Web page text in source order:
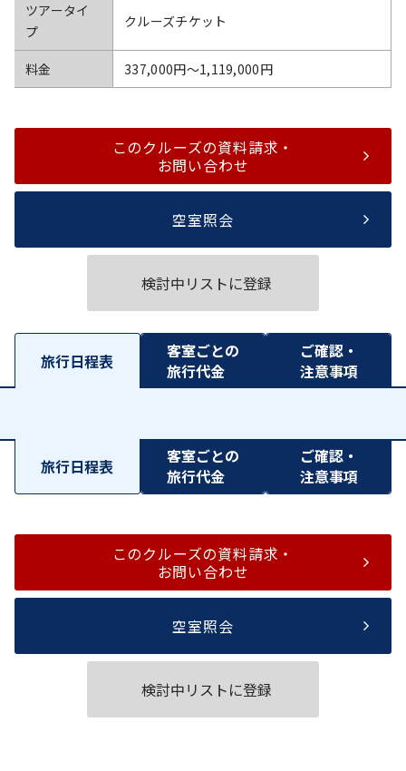
ツアータイ
プ
クルーズチケット
料金 337,000円〜1,119,000円
このクルーズの資料請求・
お問い合わせ
空室照会
検討中リストに登録
旅行日程表
客室ごとの
旅行代金
ご確認・
注意事項
旅行日程表
客室ごとの
旅行代金
ご確認・
注意事項
このクルーズの資料請求・
お問い合わせ
空室照会
検討中リストに登録